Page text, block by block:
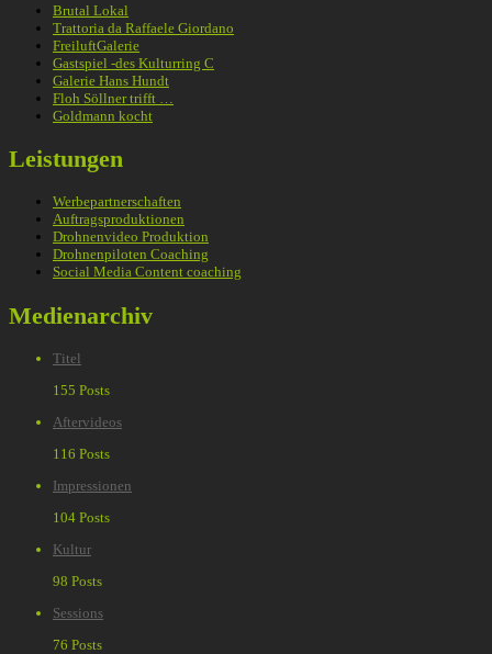
Brutal Lokal
Trattoria da Raffaele Giordano
FreiluftGalerie
Gastspiel -des Kulturring C
Galerie Hans Hundt
Floh Söllner trifft …
Goldmann kocht
Leistungen
Werbepartnerschaften
Auftragsproduktionen
Drohnenvideo Produktion
Drohnenpiloten Coaching
Social Media Content coaching
Medienarchiv
Titel
155 Posts
Aftervideos
116 Posts
Impressionen
104 Posts
Kultur
98 Posts
Sessions
76 Posts